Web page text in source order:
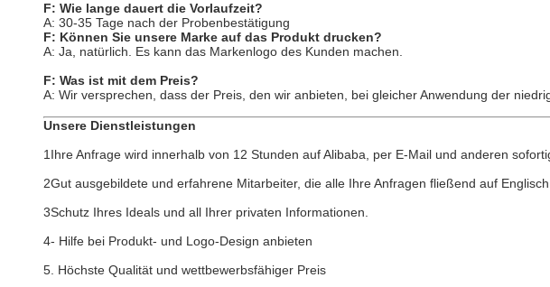
F: Wie lange dauert die Vorlaufzeit?
A: 30-35 Tage nach der Probenbestätigung
F: Können Sie unsere Marke auf das Produkt drucken?
A: Ja, natürlich. Es kann das Markenlogo des Kunden machen.
F: Was ist mit dem Preis?
A: Wir versprechen, dass der Preis, den wir anbieten, bei gleicher Anwendung der
Unsere Dienstleistungen
1Ihre Anfrage wird innerhalb von 12 Stunden auf Alibaba, per E-Mail und anderen
2Gut ausgebildete und erfahrene Mitarbeiter, die alle Ihre Anfragen fließend auf
3Schutz Ihres Ideals und all Ihrer privaten Informationen.
4- Hilfe bei Produkt- und Logo-Design anbieten
5. Höchste Qualität und wettbewerbsfähiger Preis